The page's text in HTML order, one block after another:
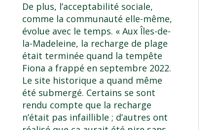
De plus, l’acceptabilité sociale,
comme la communauté elle-même,
évolue avec le temps. « Aux Îles-de-
la-Madeleine, la recharge de plage
était terminée quand la tempête
Fiona a frappé en septembre 2022.
Le site historique a quand même
été submergé. Certains se sont
rendu compte que la recharge
n’était pas infaillible ; d’autres ont